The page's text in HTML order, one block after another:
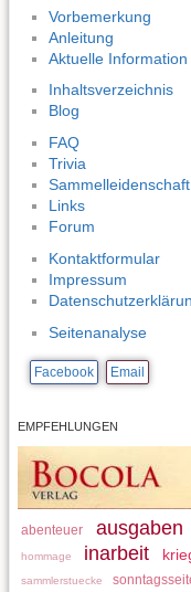
Vorbemerkung
Anleitung
Aktuelle Information
Inhaltsverzeichnis
Blog
FAQ
Trivia
Sammelleidenschaft
Links
Forum
Kontaktformular
Impressum
Seitenanalyse
Facebook Email
EMPFEHLUNGEN
abenteuer ausgaben
hommage inarbeit
sammlerstuecke